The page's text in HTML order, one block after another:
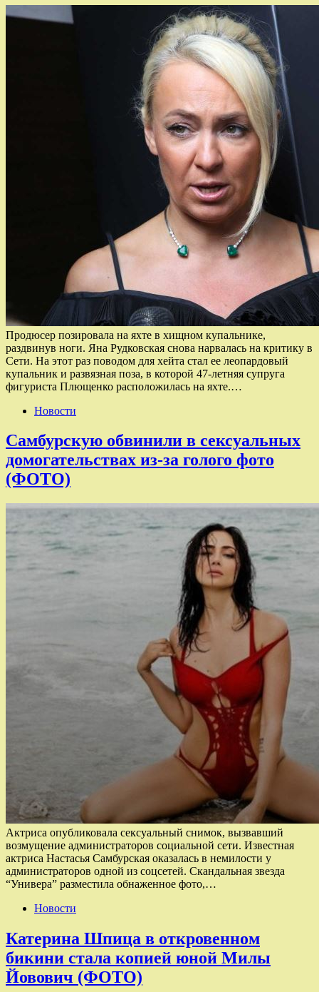
Продюсер позировала на яхте в хищном купальнике,
раздвинув ноги. Яна Рудковская снова нарвалась на критику в
Сети. На этот раз поводом для хейта стал ее леопардовый
купальник и развязная поза, в которой 47-летняя супруга
фигуриста Плющенко расположилась на яхте.…
Новости
Самбурскую обвинили в сексуальных
домогательствах из-за голого фото
(ФОТО)
Актриса опубликовала сексуальный снимок, вызвавший
возмущение администраторов социальной сети. Известная
актриса Настасья Самбурская оказалась в немилости у
администраторов одной из соцсетей. Скандальная звезда
“Универа” разместила обнаженное фото,…
Новости
Катерина Шпица в откровенном
бикини стала копией юной Милы
Йовович (ФОТО)